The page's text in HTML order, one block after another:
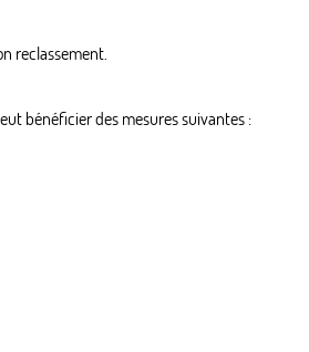
reclassement.
bénéficier des mesures suivantes :